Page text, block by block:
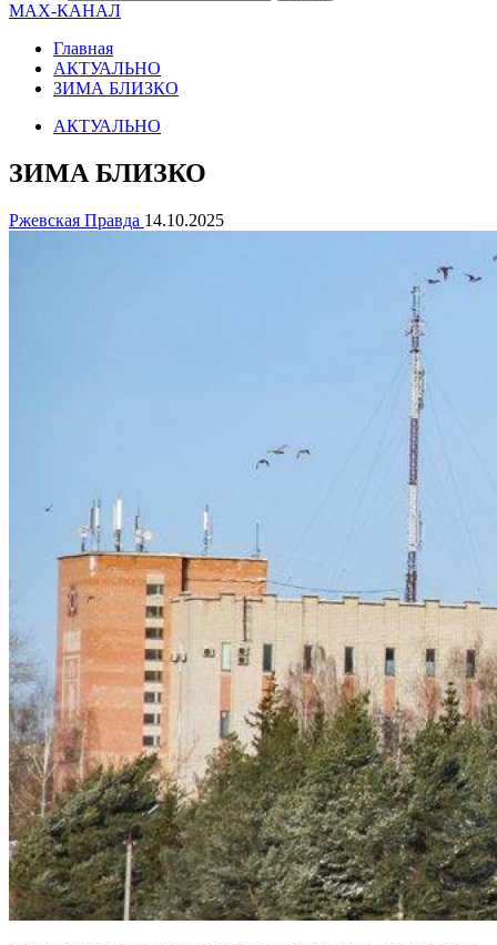
MAX-КАНАЛ
Главная
АКТУАЛЬНО
ЗИМА БЛИЗКО
АКТУАЛЬНО
ЗИМА БЛИЗКО
Ржевская Правда 14.10.2025